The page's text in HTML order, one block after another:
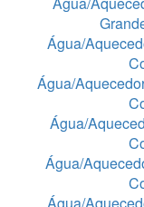
Água/
Água/
Água/
Água/